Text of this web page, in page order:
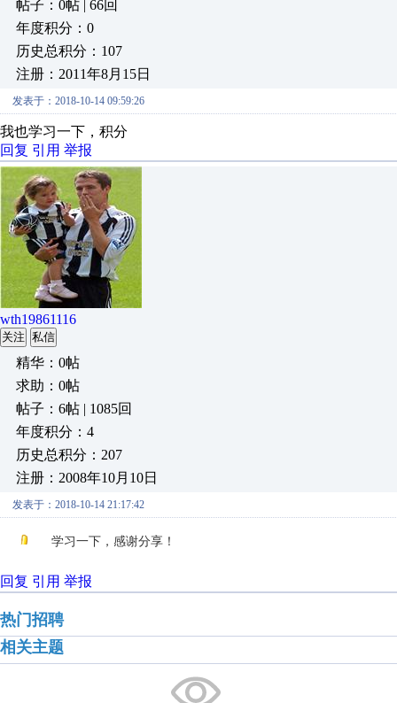
帖子：0帖 | 66回
年度积分：0
历史总积分：107
注册：2011年8月15日
发表于：2018-10-14 09:59:26
我也学习一下，积分
回复 引用 举报
wth19861116
关注 私信
精华：0帖
求助：0帖
帖子：6帖 | 1085回
年度积分：4
历史总积分：207
注册：2008年10月10日
发表于：2018-10-14 21:17:42
学习一下，感谢分享！
回复 引用 举报
热门招聘
相关主题